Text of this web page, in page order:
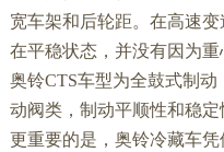
宽车架和后轮距。在高速
在平稳状态，并没有因为
奥铃CTS车型为全鼓式制
动阀类，制动平顺性和稳定
更重要的是，奥铃冷藏车